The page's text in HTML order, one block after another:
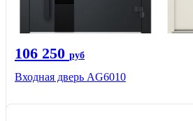
106 250 руб
Входная дверь AG6010